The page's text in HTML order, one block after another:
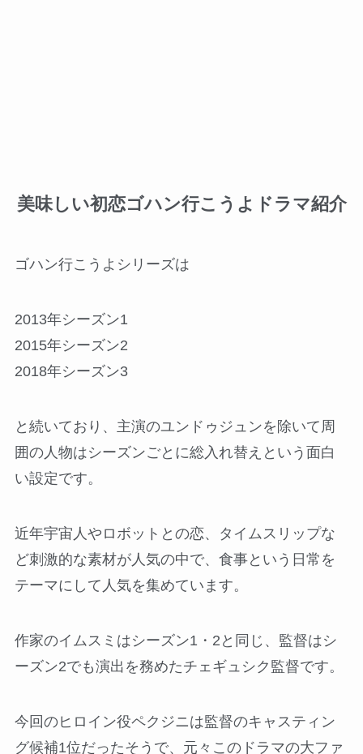
美味しい初恋ゴハン行こうよドラマ紹介
ゴハン行こうよシリーズは
2013年シーズン1
2015年シーズン2
2018年シーズン3
と続いており、主演のユンドゥジュンを除いて周
囲の人物はシーズンごとに総入れ替えという面白
い設定です。
近年宇宙人やロボットとの恋、タイムスリップな
ど刺激的な素材が人気の中で、食事という日常を
テーマにして人気を集めています。
作家のイムスミはシーズン1・2と同じ、監督はシ
ーズン2でも演出を務めたチェギュシク監督です。
今回のヒロイン役ペクジニは監督のキャスティン
グ候補1位だったそうで、元々このドラマの大ファ